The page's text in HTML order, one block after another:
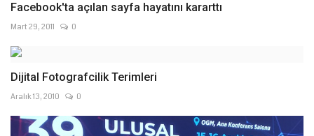
Facebook'ta açılan sayfa hayatını kararttı
Mart 29, 2011 0
Dijital Fotografcilik Terimleri
Aralık 13, 2010 0